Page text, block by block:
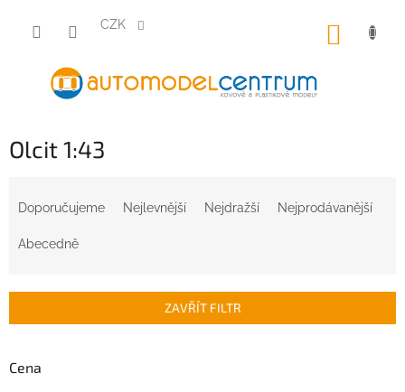
obsah
CZK
Olcit 1:43
r
d
Doporučujeme Nejlevnější Nejdražší Nejprodávanější
Abecedně
ZAVŘÍT FILTR
Cena